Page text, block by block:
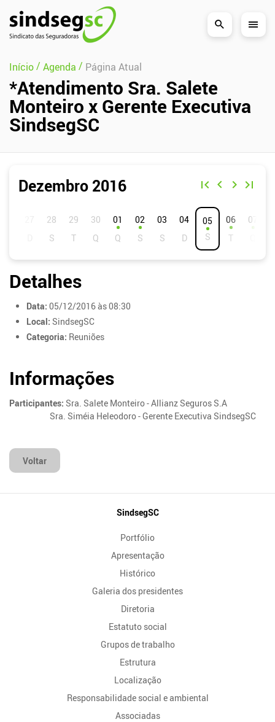
Pular Navegação (s)
Início/ Agenda / Página Atual
*Atendimento Sra. Salete
Monteiro x Gerente Executiva
SindsegSC
Dezembro 2016
01 02 03 04 05 06 07
Detalhes
Data: 05/12/2016 às 08:30
Local: SindsegSC
Categoria: Reuniões
Informações
Participantes: Sra. Salete Monteiro - Allianz Seguros S.A
Sra. Siméia Heleodoro - Gerente Executiva SindsegSC
Voltar
SindsegSC
Portfólio
Apresentação
Histórico
Galeria dos presidentes
Diretoria
Estatuto social
Grupos de trabalho
Estrutura
Localização
Responsabilidade social e ambiental
Associadas